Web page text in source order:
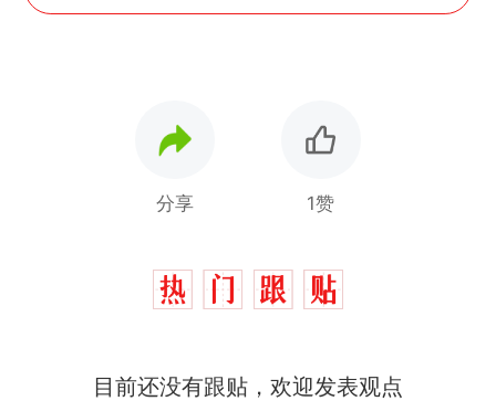
分享 1赞
目前还没有跟贴，欢迎发表观点